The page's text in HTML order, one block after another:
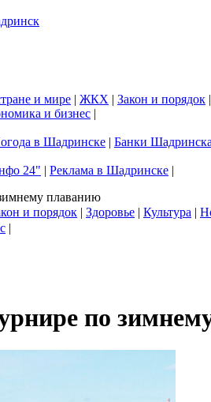
и мире | ЖКХ | Закон и порядок |
и бизнес |
в Шадринске | Банки Шадринска
24" | Реклама в Шадринске |
плаванию
и порядок | Здоровье | Культура |
|
по